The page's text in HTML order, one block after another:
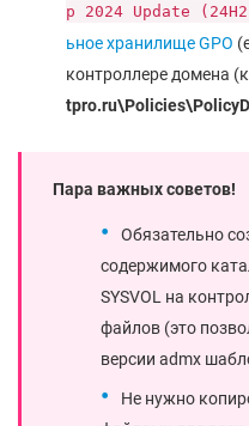
p 2024 Update
ьное хранилище GPO
контроллере домена
Пара важных советов!
Обязательно
содержимого
SYSVOL на
файлов (это
версии admx
Не нужно